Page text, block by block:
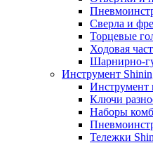
Сверла и
Торцевые
Ходовая
Шарнирно-
Инструмент
Инструмент
Ключи
Наборы
Тележки